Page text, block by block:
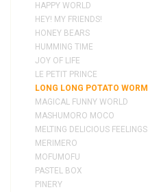
HAPPY WORLD
HEY! MY FRIENDS!
HONEY BEARS
HUMMING TIME
JOY OF LIFE
LE PETIT PRINCE
LONG LONG POTATO WORM
MAGICAL FUNNY WORLD
MASHUMORO MOCO
MELTING DELICIOUS FEELINGS
MERIMERO
MOFUMOFU
PASTEL BOX
PINERY